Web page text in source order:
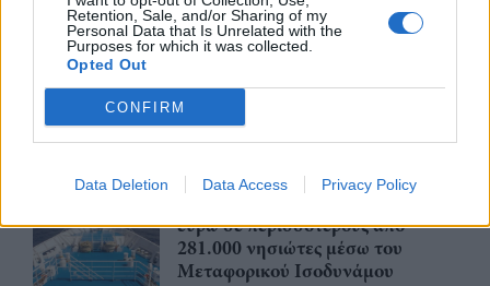
Retention, Sale, and/or Sharing of my
Personal Data that Is Unrelated with the
Purposes for which it was collected.
Opted Out
CONFIRM
Data Deletion Data Access Privacy Policy
05/08/26|13:12
Ο Δ. Μαρκόπουλος
πραγματοποίησε συνάντηση με
τη διοίκηση του ΟΛΠ Α.Ε.
Β. Κικίλιας: Πάνω από 23,2 εκατ.
ευρώ σε περισσότερους από
281.000 νησιώτες μέσω του
Μεταφορικού Ισοδυνάμου